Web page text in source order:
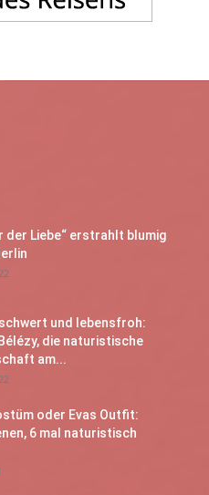
der Liebe“ erstrahlt blumig
und lebensfroh:
die naturistische
am...
oder Evas Outfit:
6 mal naturistisch